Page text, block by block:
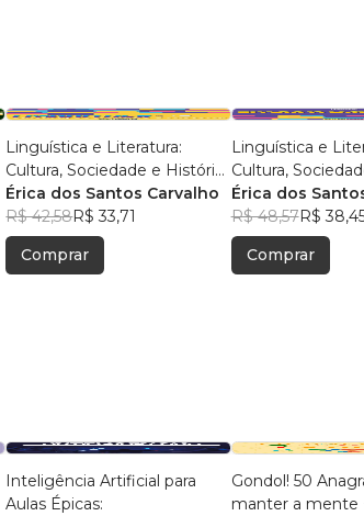
Linguística e Literatura:
Cultura, Sociedade e História
- Volume 2
Érica dos Santos Carvalho
R$ 42,58R$ 33,71
Comprar
Linguística e
Cultura,
Érica dos
R$ 48,57R$
Comprar
Inteligência Artificial para
Aulas Épicas:
Gondol! 50
manter a mente